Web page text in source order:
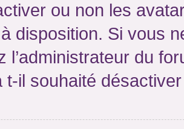
ou non les
disposition. Si vous
l’administrateur du
t-il souhaité